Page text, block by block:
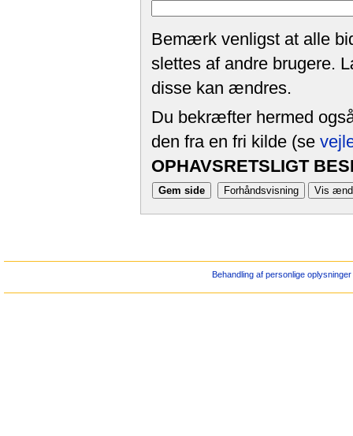
Bemærk venligst at alle
slettes af andre brugere.
disse kan ændres.
Du bekræfter hermed
den fra en fri kilde (se
OPHAVSRETSLIGT
Behandling af personlige oplysninger